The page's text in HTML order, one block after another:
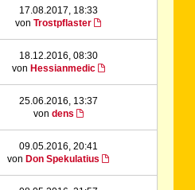
17.08.2017, 18:33
vonTrostpflaster
18.12.2016, 08:30
von Hessianmedic
25.06.2016, 13:37
von dens
09.05.2016, 20:41
von Don Spekulatius